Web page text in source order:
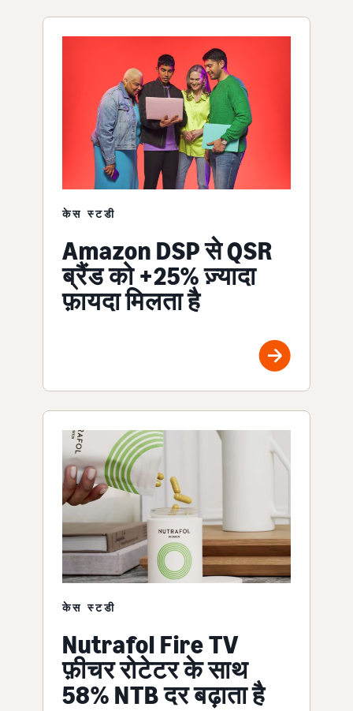
केस स्टडी
Amazon DSP से QSR
ब्रैंड को +25% ज़्यादा
फ़ायदा मिलता है
केस स्टडी
Nutrafol Fire TV
फ़ीचर रोटेटर के साथ
58% NTB दर बढ़ाता है